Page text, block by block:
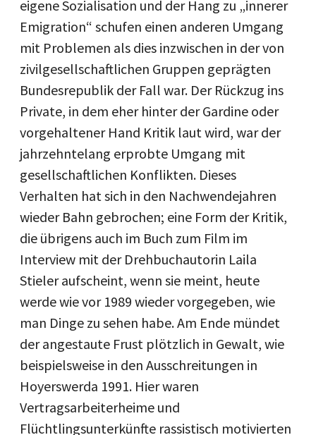
eigene Sozialisation und der Hang zu „innerer
Emigration“ schufen einen anderen Umgang
mit Problemen als dies inzwischen in der von
zivilgesellschaftlichen Gruppen geprägten
Bundesrepublik der Fall war. Der Rückzug ins
Private, in dem eher hinter der Gardine oder
vorgehaltener Hand Kritik laut wird, war der
jahrzehntelang erprobte Umgang mit
gesellschaftlichen Konflikten. Dieses
Verhalten hat sich in den Nachwendejahren
wieder Bahn gebrochen; eine Form der Kritik,
die übrigens auch im Buch zum Film im
Interview mit der Drehbuchautorin Laila
Stieler aufscheint, wenn sie meint, heute
werde wie vor 1989 wieder vorgegeben, wie
man Dinge zu sehen habe. Am Ende mündet
der angestaute Frust plötzlich in Gewalt, wie
beispielsweise in den Ausschreitungen in
Hoyerswerda 1991. Hier waren
Vertragsarbeiterheime und
Flüchtlingsunterkünfte rassistisch motivierten